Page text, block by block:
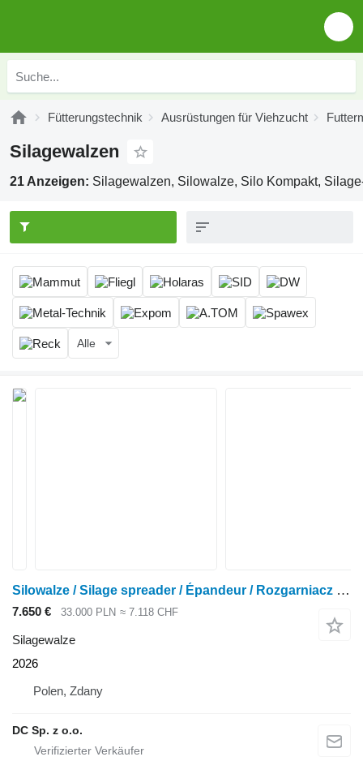
Fütterungstechnik Ausrüstungen für Viehzucht
Silagewalzen
21 Anzeigen: Silagewalzen, Silowalze, Silo Kompakt,
Alle
Silowalze / Silage spreader / Épandeur / Rozgarniacz 2,20 m
7.650 € 33.000 PLN ≈ 7.118 CHF
Silagewalze
2026
Polen, Zdany
DC Sp. z o.o.